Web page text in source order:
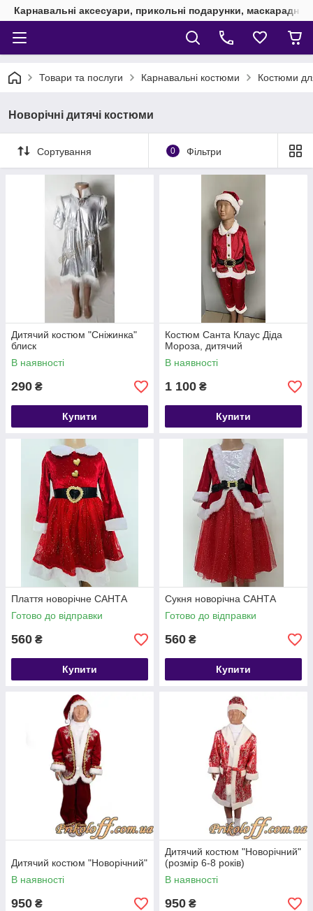
Карнавальні аксесуари, прикольні подарунки, маскарадні
Товари та послуги Карнавальні костюми Костюми
Новорічні дитячі костюми
Сортування 0 Фільтри
Дитячий костюм "Сніжинка"
блиск
В наявності
290 ₴
Купити
Костюм Санта Клаус Діда
Мороза, дитячий
В наявності
1 100 ₴
Купити
Плаття новорічне САНТА
Готово до відправки
560 ₴
Купити
Сукня новорічна САНТА
Готово до відправки
560 ₴
Купити
Дитячий костюм "Новорічний"
В наявності
950 ₴
Дитячий костюм "Новорічний"
(розмір 6-8 років)
В наявності
950 ₴